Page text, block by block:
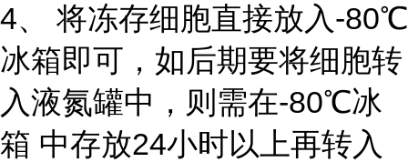
4、 将冻存细胞直接放入-80℃
冰箱即可，如后期要将细胞转
入液氮罐中，则需在-80℃冰
箱 中存放24小时以上再转入